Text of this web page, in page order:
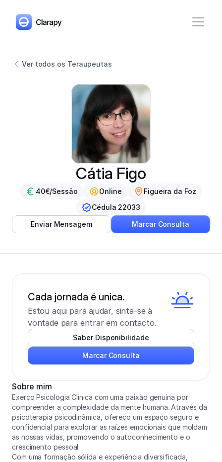
Ver todos os Teraupeutas
Cátia Figo
40€/Sessão Online
Figueira da Foz
Cédula 22033
Enviar Mensagem
Marcar Consulta
Sobre mim
Exerço Psicologia Clínica com uma paixão genuína por
compreender a complexidade da mente humana. Através da
psicoterapia psicodinâmica, ofereço um espaço seguro e
confidencial para explorar as raízes emocionais que moldam
as nossas vidas, promovendo o autoconhecimento e o
crescimento pessoal.
Com uma formação sólida e experiência diversificada,
Cada jornada é unica.
Estou aqui para ajudar, sinta-se à
vontade para entrar em contacto.
Saber Disponibilidade
Marcar Consulta